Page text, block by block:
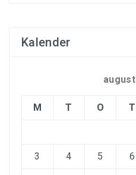
Kalender
M T O T
3 4 5 6